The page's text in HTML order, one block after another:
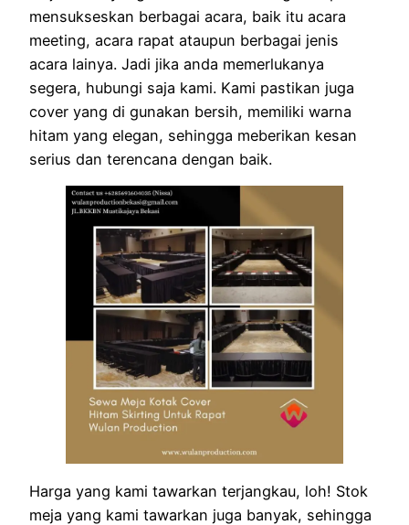
mensukseskan berbagai acara, baik itu acara
meeting, acara rapat ataupun berbagai jenis
acara lainya. Jadi jika anda memerlukanya
segera, hubungi saja kami. Kami pastikan juga
cover yang di gunakan bersih, memiliki warna
hitam yang elegan, sehingga meberikan kesan
serius dan terencana dengan baik.
Harga yang kami tawarkan terjangkau, loh! Stok
meja yang kami tawarkan juga banyak, sehingga